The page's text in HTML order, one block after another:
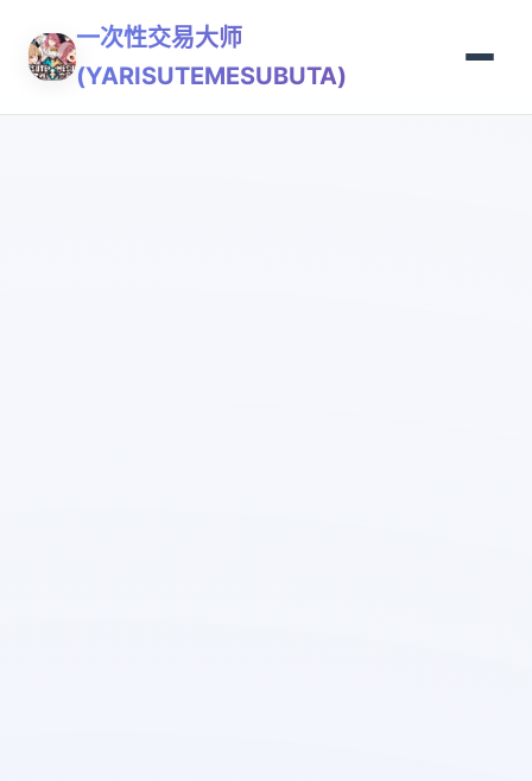
一次性交易大师
(YARISUTEMESUBUTA)